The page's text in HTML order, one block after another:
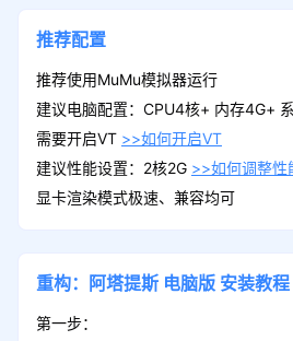
推荐配置
推荐使用MuMu模拟器运行
建议电脑配置：CPU4核+ 内存4G+
需要开启VT >>如何开启VT
建议性能设置：2核2G >>如何调整性
显卡渲染模式极速、兼容均可
重构：阿塔提斯 电脑版 安装教程
第一步：